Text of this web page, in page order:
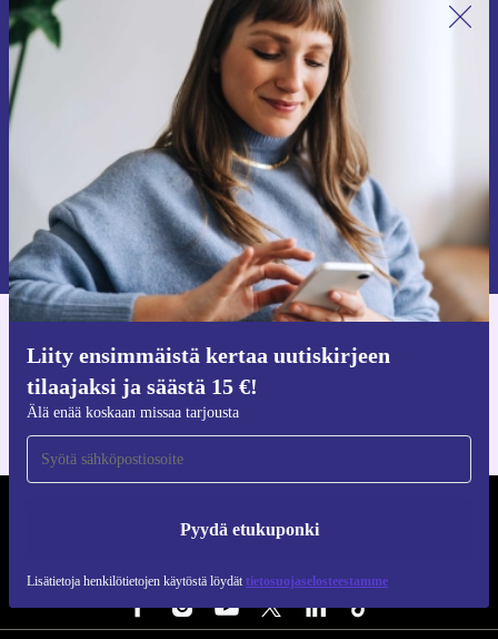
Liity ensimmäistä kertaa uutiskirjeen
tilaajaksi ja säästä 15 €!
Älä enää koskaan missaa tarjousta
Pyydä etukuponki
Lisätietoja henkilötietojen käytöstä löydät tietosuojaselosteestamme
Liity ensimmäistä kertaa uutiskirjeen
tilaajaksi ja säästä 15 €!
Älä missaa enää yhtäkään tarjousta.
Pyydä etukuponki
Lisätietoja henkilötietojen käytöstä löydättietosuojaselosteestamme.
iOS:lle ja Androidille